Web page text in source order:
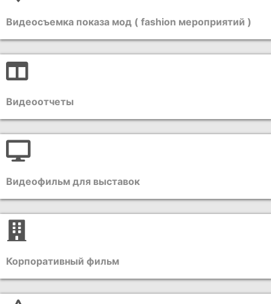
Видеосъемка показа мод ( fashion мероприятий )
Видеоотчеты
Видеофильм для выставок
Корпоративный фильм